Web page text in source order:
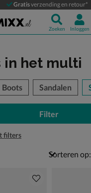
Gratisverzending en retour*
Zoeken Inloggen
in het multi
Boots Sandalen
Filter
filters
Sorteren op: